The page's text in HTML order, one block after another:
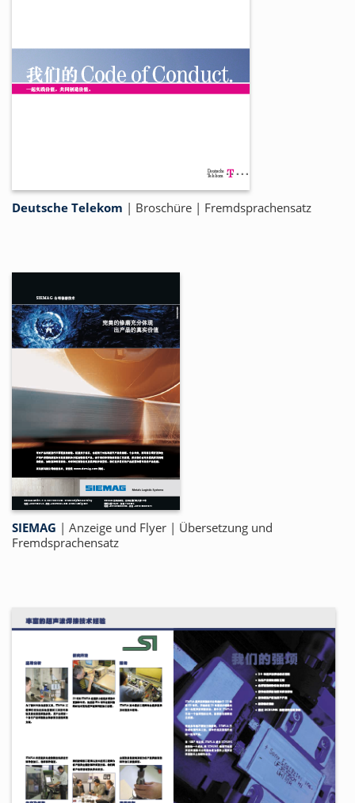
Deutsche Telekom | Broschüre | Fremdsprachensatz
SIEMAG | Anzeige und Flyer | Übersetzung und
Fremdsprachensatz